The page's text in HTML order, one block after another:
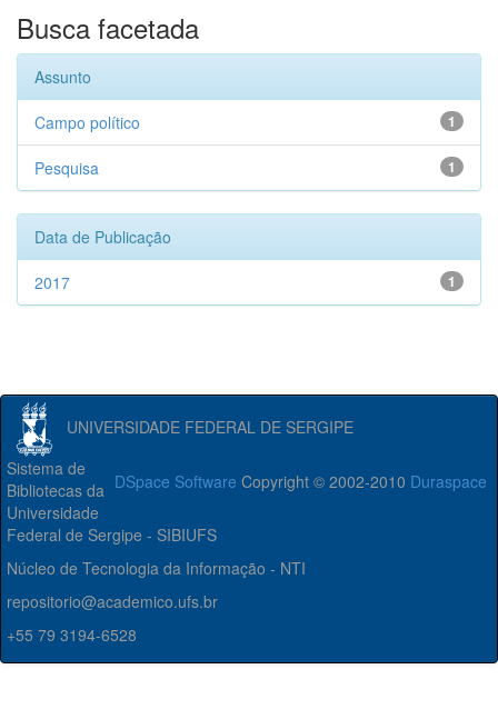
Busca facetada
Assunto
1
Campo político
1
Pesquisa
Data de Publicação
1
2017
UNIVERSIDADE FEDERAL DE SERGIPE
DSpace Software Copyright © 2002-2010 Duraspace
Sistema de
Bibliotecas da
Universidade
Federal de Sergipe - SIBIUFS
Núcleo de Tecnologia da Informação - NTI
repositorio@academico.ufs.br
+55 79 3194-6528